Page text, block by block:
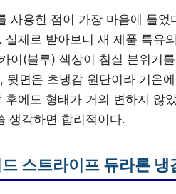
사용한 점이 가장 마음에 들
실제로 받아보니 새 제품 특유
이(블루) 색상이 침실 분위기
뒷면은 초냉감 원단이라 기온
후에도 형태가 거의 변하지 않
생각하면 합리적이다.
스트라이프 듀라론 냉